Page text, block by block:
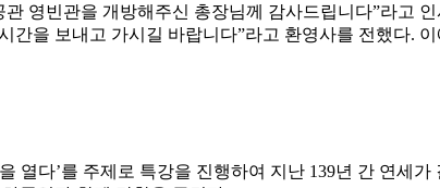
영빈관을 개방해주신 총장님께 감사드립니다”라고
간을 보내고 가시길 바랍니다”라고 환영사를 전했다.
열다’를 주제로 특강을 진행하여 지난 139년 간 연